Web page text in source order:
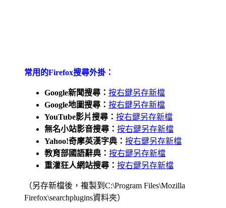
常用的Firefox搜尋外掛：
Google新聞搜尋： 按右鍵另存新檔
Google地圖搜尋： 按右鍵另存新檔
YouTube影片搜尋： 按右鍵另存新檔
無名小站影音搜尋： 按右鍵另存新檔
Yahoo!奇摩英漢字典： 按右鍵另存新檔
教育部國語辭典： 按右鍵另存新檔
重灌狂人網站搜尋： 按右鍵另存新檔
（另存新檔後，複製到C:\Program Files\Mozilla
Firefox\searchplugins資料夾）